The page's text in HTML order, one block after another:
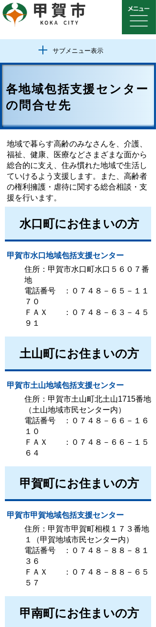
サブメニュー表示
各地域包括支援センター
の問合せ先
地域で暮らす高齢のみなさんを、介護、
福祉、健康、医療などさまざまな面から
総合的に支え、住み慣れた地域で生活し
ていけるよう支援します。また、高齢者
の権利擁護・虐待に関する総合相談・支
援を行います。
水口町にお住まいの方
甲賀市水口地域包括支援センター
住所：甲賀市水口町水口５６０７番
地
電話番号 ：０７４８－６５－１１
７０
ＦＡＸ ：０７４８－６３－４５
９１
土山町にお住まいの方
甲賀市土山地域包括支援センター
住所：甲賀市土山町北土山1715番地
（土山地域市民センター内）
電話番号 ：０７４８－６６－１６
１０
ＦＡＸ ：０７４８－６６－１５
６４
甲賀町にお住まいの方
甲賀市甲賀地域包括支援センター
住所：甲賀市甲賀町相模１７３番地
１（甲賀地域市民センター内）
電話番号 ：０７４８－８８－８１
３６
ＦＡＸ ：０７４８－８８－６５
５７
甲南町にお住まいの方